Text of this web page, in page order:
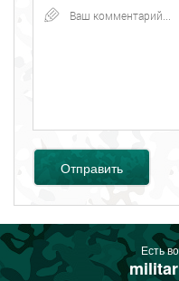
Отправить
Есть